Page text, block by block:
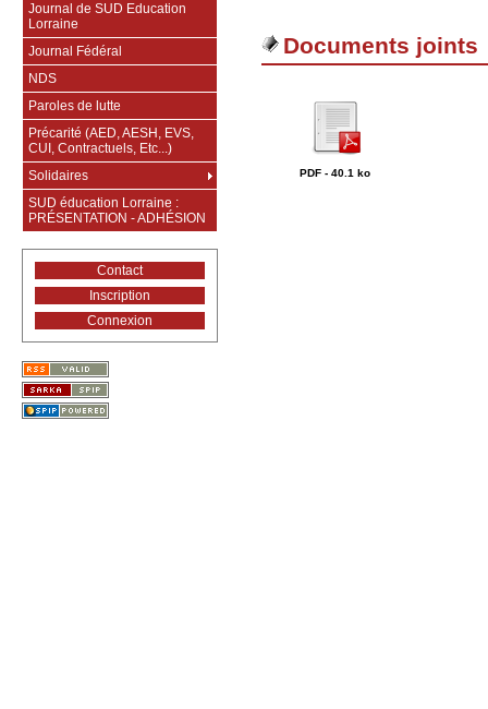
Documents joints
PDF - 40.1 ko
Journal de SUD Education
Lorraine
Journal Fédéral
NDS
Paroles de lutte
Précarité (AED, AESH, EVS,
CUI, Contractuels, Etc...)
Solidaires
SUD éducation Lorraine :
PRÉSENTATION - ADHÉSION
Contact
Inscription
Connexion